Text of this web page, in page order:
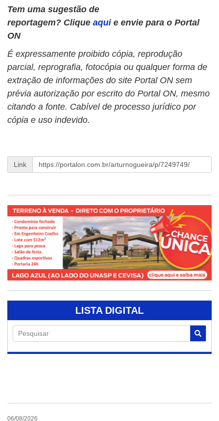
Tem uma sugestão de
reportagem? Clique aqui e envie para o Portal
ON
É expressamente proibido cópia, reprodução
parcial, reprografia, fotocópia ou qualquer forma de
extração de informações do site Portal ON sem
prévia autorização por escrito do Portal ON, mesmo
citando a fonte. Cabível de processo jurídico por
cópia e uso indevido.
Link
LISTA DIGITAL
Pesquisar
06/08/2026